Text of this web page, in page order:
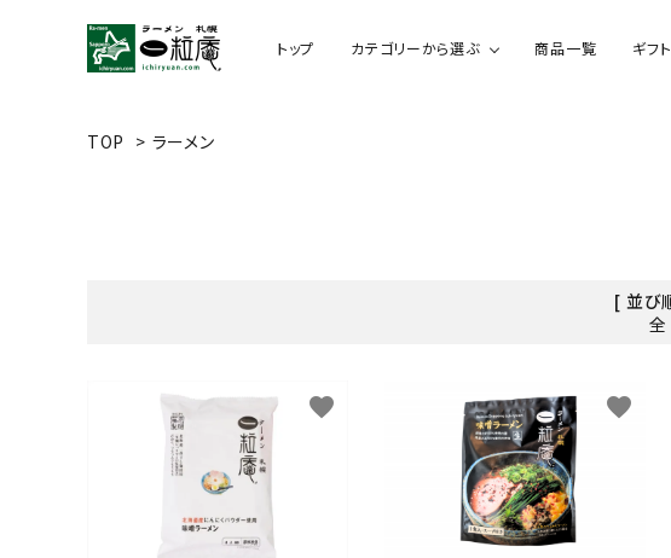
トップ カテゴリーから選ぶ 商品一覧 ギフ
TOP > ラーメン
[ 並び
favorite favorite